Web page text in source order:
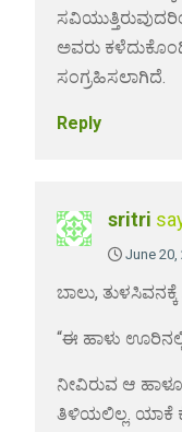
ಅವರು
ಸಂಗ್ರಹಿಸಲಾಗಿದೆ.
Reply
sritri
June 20,
ಬಾಲು, ತುಳಸಿವನಕ್ಕೆ
“ಈ ಹಾಳು ಊರಿನಲ್ಲಿ
ನೀವಿರುವ ಆ
ತಿಳಿಯಲಿಲ್ಲ. ಯಾಕೆ